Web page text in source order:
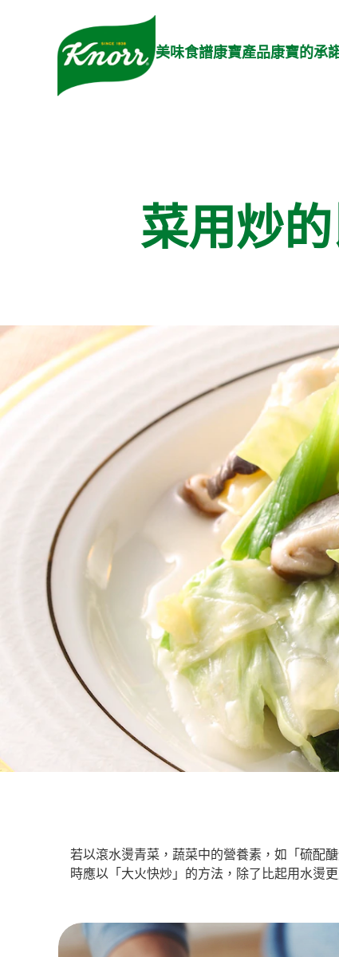
Skip to:
美味食譜康寶產品康寶的承
菜用炒
若以滾水燙青菜，蔬菜中的營養素，如「硫配
時應以「大火快炒」的方法，除了比起用水燙